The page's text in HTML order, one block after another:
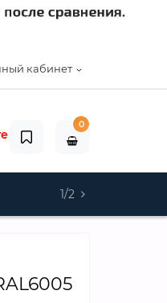
кабинет
0
1/2